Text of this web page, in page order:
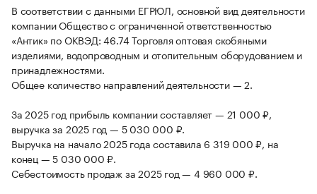
В соответствии с данными ЕГРЮЛ, основной вид деятельности
компании Общество с ограниченной ответственностью
«Антик» по ОКВЭД: 46.74 Торговля оптовая скобяными
изделиями, водопроводным и отопительным оборудованием и
принадлежностями.
Общее количество направлений деятельности — 2.
За 2025 год прибыль компании составляет — 21 000 ₽,
выручка за 2025 год — 5 030 000 ₽.
Выручка на начало 2025 года составила 6 319 000 ₽, на
конец — 5 030 000 ₽.
Себестоимость продаж за 2025 год — 4 960 000 ₽.